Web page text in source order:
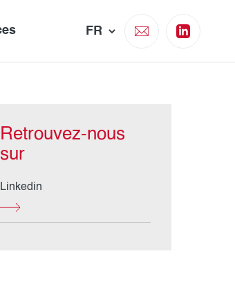
Retrouvez-nous
sur
Linkedin